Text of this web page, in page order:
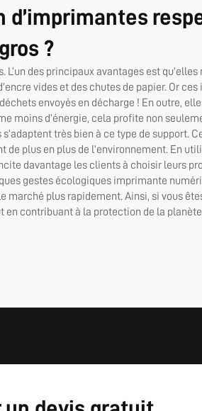
?
des principaux avantages est
vides et des chutes de papier. Or
envoyés en décharge ! En outre,
moins d’énergie, cela profite non
très bien à ce type de support.
de plus en plus de l’environnement. En
davantage les clients à choisir leurs
gestes écologiques imprimante
plus rapidement. Ainsi, si vous
contribuant à la protection de la